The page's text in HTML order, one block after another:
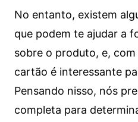
No entanto, existem
que podem te ajudar a
sobre o produto, e,
cartão é interessante
Pensando nisso, nós
completa para